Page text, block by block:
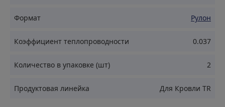
Скатные кровли: Подкровельное пространство
Мансарды: Стены и потолки.
Формат Рулон
Коэффициент теплопроводности 0.037
Количество в упаковке (шт) 2
Продуктовая линейка Для Кровли TR